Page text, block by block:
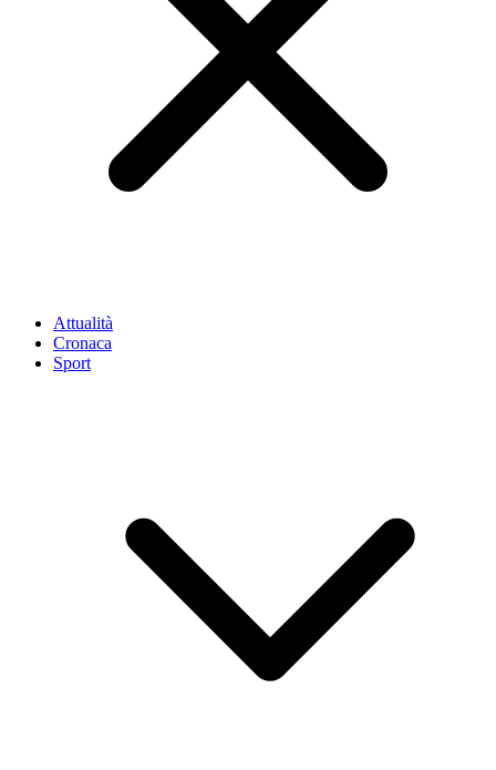
Attualità
Cronaca
Sport